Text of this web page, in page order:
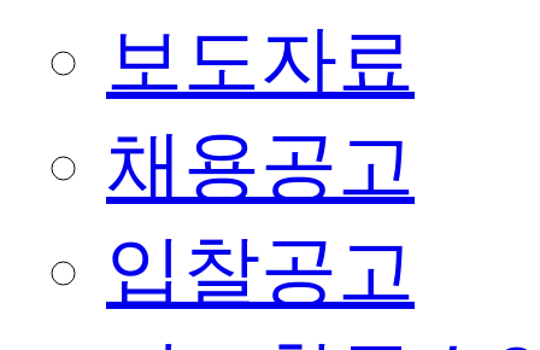
보도자료
채용공고
입찰공고